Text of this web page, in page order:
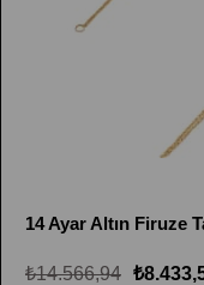
14 Ayar Altın Firuze
₺14.566,94